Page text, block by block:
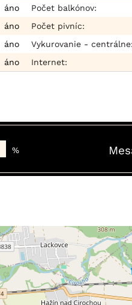
áno
áno
áno
áno
Počet balkónov:
Počet pivníc:
Vykurovanie - centrálne:
Internet:
%